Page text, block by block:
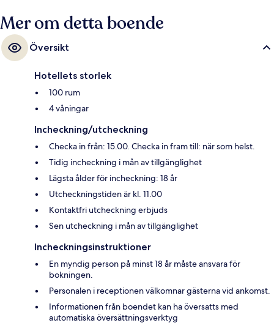
Mer om detta boende
Översikt
Hotellets storlek
100 rum
4 våningar
Incheckning/utcheckning
Checka in från: 15.00. Checka in fram till: när som helst.
Tidig incheckning i mån av tillgänglighet
Lägsta ålder för incheckning: 18 år
Utcheckningstiden är kl. 11.00
Kontaktfri utcheckning erbjuds
Sen utcheckning i mån av tillgänglighet
Incheckningsinstruktioner
En myndig person på minst 18 år måste ansvara för
bokningen.
Personalen i receptionen välkomnar gästerna vid ankomst.
Informationen från boendet kan ha översatts med
automatiska översättningsverktyg